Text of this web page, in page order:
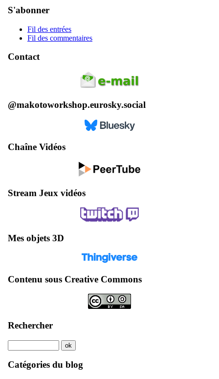
S'abonner
Fil des entrées
Fil des commentaires
Contact
@makotoworkshop.eurosky.social
Chaîne Vidéos
Stream Jeux vidéos
Mes objets 3D
Contenu sous Creative Commons
Rechercher
Catégories du blog